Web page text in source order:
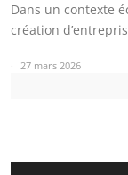
Dans un contexte
création
27 mars 2026